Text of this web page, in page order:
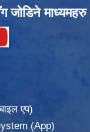
जोडिने माध्यमहरु
एप)
(App)